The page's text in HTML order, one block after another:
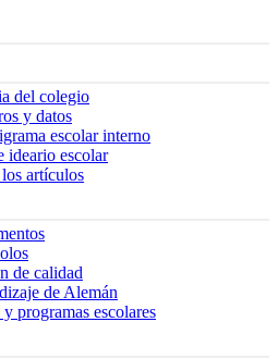
del colegio
y datos
escolar interno
ideario escolar
artículos
de calidad
de Alemán
y programas escolares